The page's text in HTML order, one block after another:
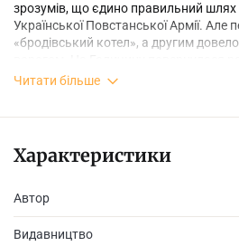
зрозумів, що єдино правильний
Української Повстанської Армії. Але
«бродівський котел», а другим
виявилася не кращою за німецьку: в
численних криївках, схованих від
хто не скорився долі.
Усі ці події не оминули й жителів села
Читати більше
Характеристики
Автор
Видавництво